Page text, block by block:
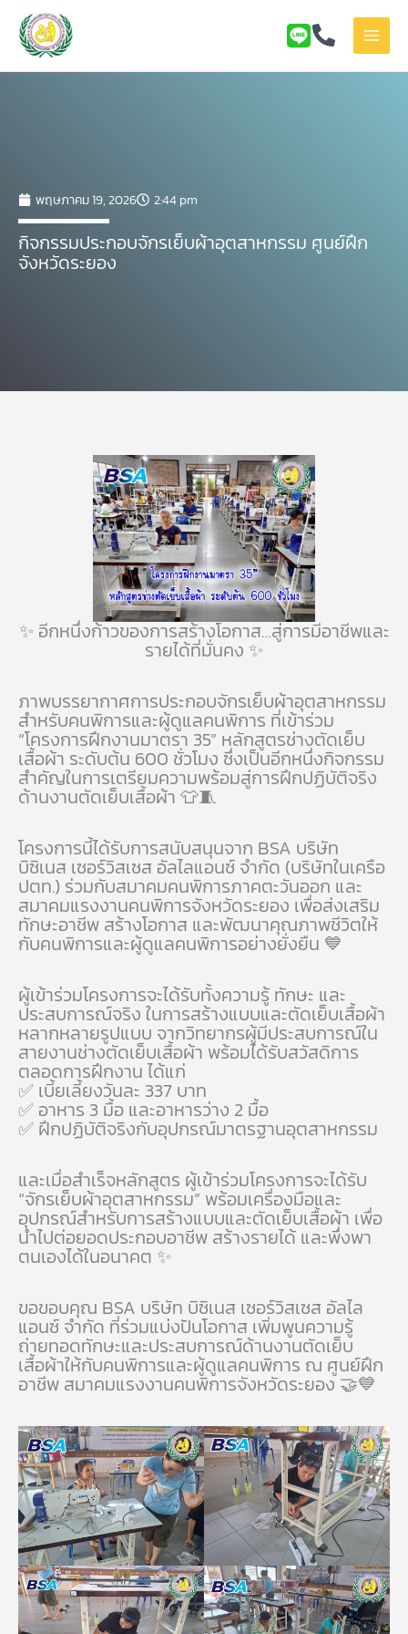
content
พฤษภาคม 19, 2026 2:44 pm
กิจกรรมประกอบจักรเย็บผ้าอุตสาหกรรม ศูนย์ฝึก
จังหวัดระยอง
✨ อีกหนึ่งก้าวของการสร้างโอกาส…สู่การมีอาชีพและ
รายได้ที่มั่นคง ✨
ภาพบรรยากาศการประกอบจักรเย็บผ้าอุตสาหกรรม
สำหรับคนพิการและผู้ดูแลคนพิการ ที่เข้าร่วม
“โครงการฝึกงานมาตรา 35” หลักสูตรช่างตัดเย็บ
เสื้อผ้า ระดับต้น 600 ชั่วโมง ซึ่งเป็นอีกหนึ่งกิจกรรม
สำคัญในการเตรียมความพร้อมสู่การฝึกปฏิบัติจริง
ด้านงานตัดเย็บเสื้อผ้า 👕🧵
โครงการนี้ได้รับการสนับสนุนจาก BSA บริษัท
บิซิเนส เซอร์วิสเซส อัลไลแอนซ์ จำกัด (บริษัทในเครือ
ปตท.) ร่วมกับสมาคมคนพิการภาคตะวันออก และ
สมาคมแรงงานคนพิการจังหวัดระยอง เพื่อส่งเสริม
ทักษะอาชีพ สร้างโอกาส และพัฒนาคุณภาพชีวิตให้
กับคนพิการและผู้ดูแลคนพิการอย่างยั่งยืน 💙
ผู้เข้าร่วมโครงการจะได้รับทั้งความรู้ ทักษะ และ
ประสบการณ์จริง ในการสร้างแบบและตัดเย็บเสื้อผ้า
หลากหลายรูปแบบ จากวิทยากรผู้มีประสบการณ์ใน
สายงานช่างตัดเย็บเสื้อผ้า พร้อมได้รับสวัสดิการ
ตลอดการฝึกงาน ได้แก่
✅ เบี้ยเลี้ยงวันละ 337 บาท
✅ อาหาร 3 มื้อ และอาหารว่าง 2 มื้อ
✅ ฝึกปฏิบัติจริงกับอุปกรณ์มาตรฐานอุตสาหกรรม
และเมื่อสำเร็จหลักสูตร ผู้เข้าร่วมโครงการจะได้รับ
“จักรเย็บผ้าอุตสาหกรรม” พร้อมเครื่องมือและ
อุปกรณ์สำหรับการสร้างแบบและตัดเย็บเสื้อผ้า เพื่อ
นำไปต่อยอดประกอบอาชีพ สร้างรายได้ และพึ่งพา
ตนเองได้ในอนาคต ✨
ขอขอบคุณ BSA บริษัท บิซิเนส เซอร์วิสเซส อัลไล
แอนซ์ จำกัด ที่ร่วมแบ่งปันโอกาส เพิ่มพูนความรู้
ถ่ายทอดทักษะและประสบการณ์ด้านงานตัดเย็บ
เสื้อผ้าให้กับคนพิการและผู้ดูแลคนพิการ ณ ศูนย์ฝึก
อาชีพ สมาคมแรงงานคนพิการจังหวัดระยอง 🤝💙